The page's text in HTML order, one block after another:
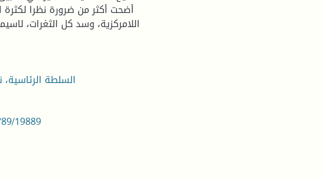
أضحت أكثر من ضرورة نظرا
اللامركزية، وسد كل الثغرات،
السلطة الرئاسية،
19889